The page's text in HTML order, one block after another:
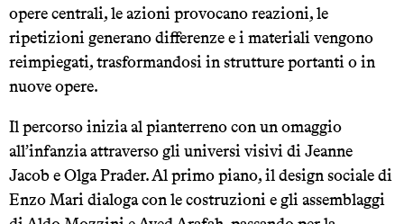
opere centrali, le azioni provocano reazioni, le
ripetizioni generano differenze e i materiali vengono
reimpiegati, trasformandosi in strutture portanti o in
nuove opere.
Il percorso inizia al pianterreno con un omaggio
all’infanzia attraverso gli universi visivi di Jeanne
Jacob e Olga Prader. Al primo piano, il design sociale di
Enzo Mari dialoga con le costruzioni e gli assemblaggi